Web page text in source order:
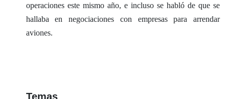
operaciones este mismo año, e incluso se habló de que se
hallaba en negociaciones con empresas para arrendar
aviones.
Temas